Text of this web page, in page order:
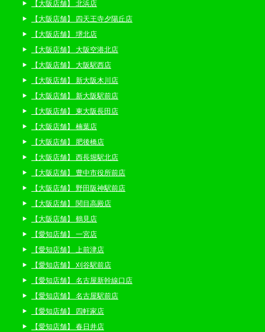
【大阪店舗】 北浜店
【大阪店舗】 四天王寺夕陽丘店
【大阪店舗】 堺北店
【大阪店舗】 大阪空港北店
【大阪店舗】 大阪駅西店
【大阪店舗】 新大阪木川店
【大阪店舗】 新大阪駅前店
【大阪店舗】 東大阪長田店
【大阪店舗】 楠葉店
【大阪店舗】 肥後橋店
【大阪店舗】 西長堀駅北店
【大阪店舗】 豊中市役所前店
【大阪店舗】 野田阪神駅前店
【大阪店舗】 関目高殿店
【大阪店舗】 鶴見店
【愛知店舗】 一宮店
【愛知店舗】 上前津店
【愛知店舗】 刈谷駅前店
【愛知店舗】 名古屋新幹線口店
【愛知店舗】 名古屋駅前店
【愛知店舗】 四軒家店
【愛知店舗】 春日井店